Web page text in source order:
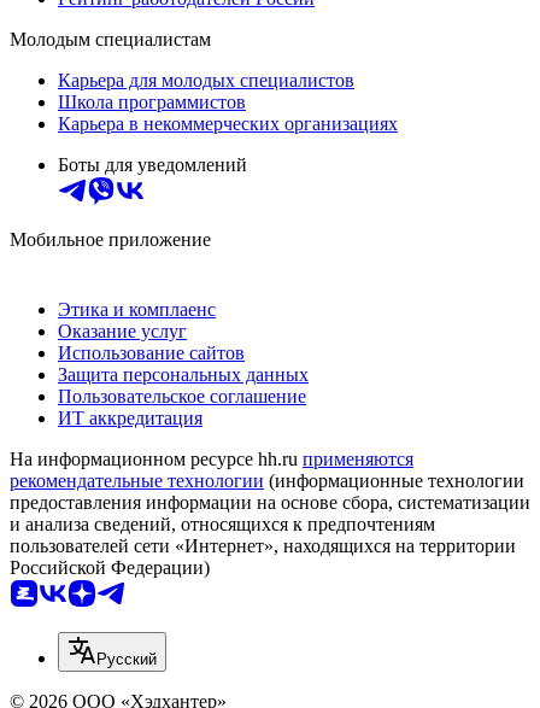
Молодым специалистам
Карьера для молодых специалистов
Школа программистов
Карьера в некоммерческих организациях
Боты для уведомлений
Мобильное приложение
Этика и комплаенс
Оказание услуг
Использование сайтов
Защита персональных данных
Пользовательское соглашение
ИТ аккредитация
На информационном ресурсе hh.ru применяются
рекомендательные технологии (информационные технологии
предоставления информации на основе сбора, систематизации
и анализа сведений, относящихся к предпочтениям
пользователей сети «Интернет», находящихся на территории
Российской Федерации)
Русский
© 2026 ООО «Хэдхантер»